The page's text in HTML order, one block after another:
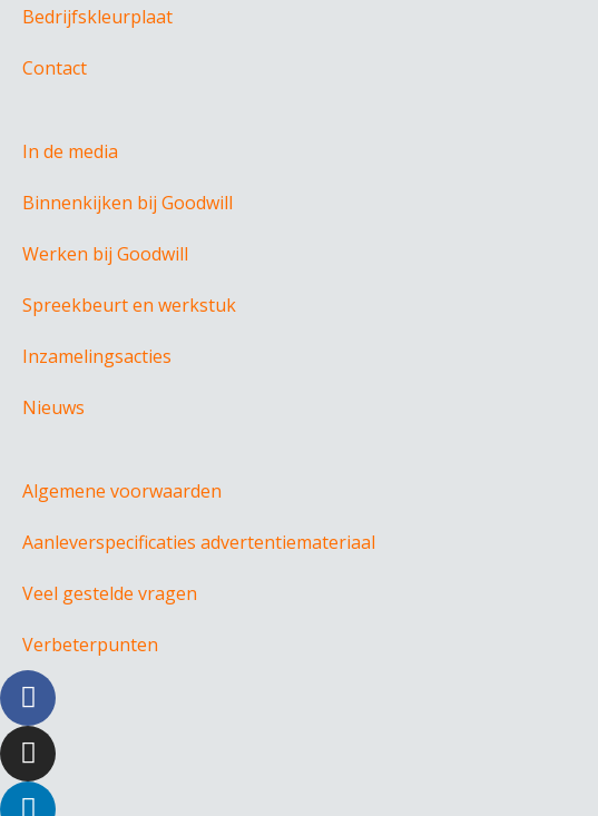
Bedrijfskleurplaat
Contact
In de media
Binnenkijken bij Goodwill
Werken bij Goodwill
Spreekbeurt en werkstuk
Inzamelingsacties
Nieuws
Algemene voorwaarden
Aanleverspecificaties advertentiemateriaal
Veel gestelde vragen
Verbeterpunten
F
a
c
e
b
I
n
s
L